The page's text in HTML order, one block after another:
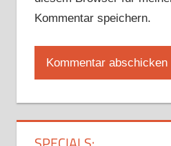
Kommentar speichern.